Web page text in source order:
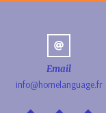
Email
info@homelanguage.fr